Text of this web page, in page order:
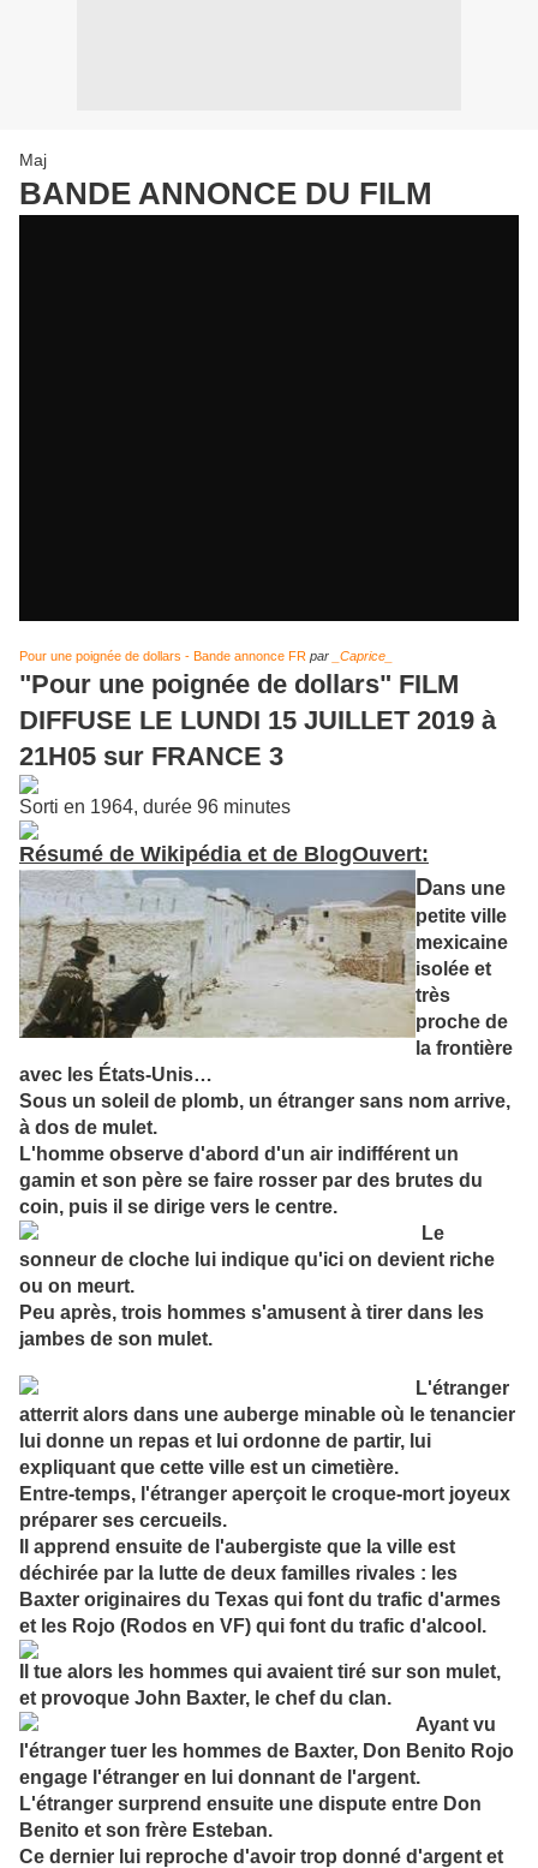
Maj
BANDE ANNONCE DU FILM
Pour une poignée de dollars - Bande annonce FR par _Caprice_
"Pour une poignée de dollars" FILM
DIFFUSE LE LUNDI 15 JUILLET 2019 à
21H05 sur FRANCE 3
Sorti en 1964, durée 96 minutes
Résumé de Wikipédia et de BlogOuvert:
Dans une
petite ville
mexicaine
isolée et
très
proche de
la frontière
avec les États-Unis…
Sous un soleil de plomb, un étranger sans nom arrive,
à dos de mulet.
L'homme observe d'abord d'un air indifférent un
gamin et son père se faire rosser par des brutes du
coin, puis il se dirige vers le centre.
Le
sonneur de c loche lui indique qu'ici on devient riche
ou on meurt.
Peu après, trois hommes s'amusent à tirer dans les
jambes de son mulet.
L'étranger
atterrit alors dans une auberge minable où le tenancier
lui donne un repas et lui ordonne de partir, lui
expliquant que cette ville est un cimetière.
Entre-temps, l'étranger aperçoit le croque-mort joyeux
préparer ses cercueils.
Il apprend ensuite de l'aubergiste que la ville est
déchirée par la lutte de deux familles rivales : les
Baxter originaires du Texas qui font du trafic d'armes
et les Rojo (Rodos en VF) qui font du trafic d'alcool.
Il tue alors les hommes qui avaient tiré sur son mulet,
et provoque John Baxter, le chef du clan.
Ayant vu
l'étranger tuer les hommes de Baxter, Don Benito Rojo
engage l'étranger en lui donnant de l'argent.
L'étranger surprend ensuite une dispute entre Don
Benito et son frère Esteban.
Ce dernier lui reproche d'avoir trop donné d'argent et